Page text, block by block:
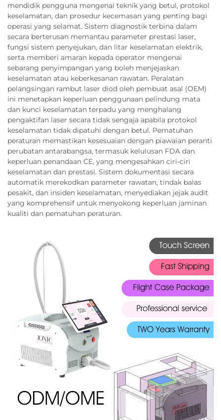
mendidik pengguna mengenai teknik yang betul, protokol
keselamatan, dan prosedur kecemasan yang penting bagi
operasi yang selamat. Sistem diagnostik terbina dalam
secara berterusan memantau parameter prestasi laser,
fungsi sistem penyejukan, dan litar keselamatan elektrik,
serta memberi amaran kepada operator mengenai
sebarang penyimpangan yang boleh menjejaskan
keselamatan atau keberkesanan rawatan. Peralatan
pelangsingan rambut laser diod oleh pembuat asal (OEM)
ini menetapkan keperluan penggunaan pelindung mata
dan kunci keselamatan terpadu yang menghalang
pengaktifan laser secara tidak sengaja apabila protokol
keselamatan tidak dipatuhi dengan betul. Pematuhan
peraturan memastikan kesesuaian dengan piawaian peranti
perubatan antarabangsa, termasuk kelulusan FDA dan
keperluan penandaan CE, yang mengesahkan ciri-ciri
keselamatan dan prestasi. Sistem dokumentasi secara
automatik merekodkan parameter rawatan, tindak balas
pesakit, dan insiden keselamatan, menyediakan jejak audit
yang komprehensif untuk menyokong keperluan jaminan
kualiti dan pematuhan peraturan.